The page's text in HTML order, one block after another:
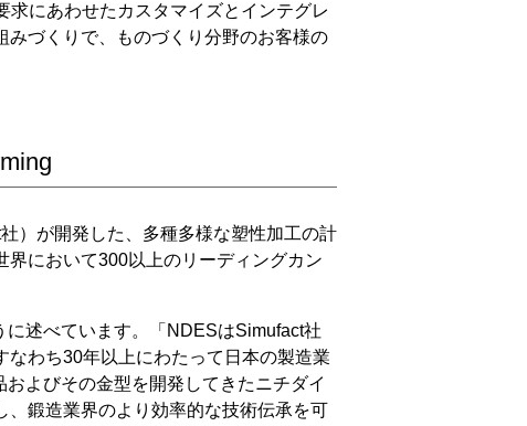
にあわせたカスタマイズとインテグレ
づくりで、ものづくり分野のお客様の
）が開発した、多種多様な塑性加工の計
において300以上のリーディングカン
述べています。「NDESはSimufact社
わち30年以上にわたって日本の製造業
よびその金型を開発してきたニチダイ
鍛造業界のより効率的な技術伝承を可